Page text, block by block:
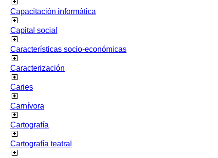
Capacitación informática
Capital social
Características socio-económicas
Caracterización
Caries
Carnívora
Cartografía
Cartografía teatral